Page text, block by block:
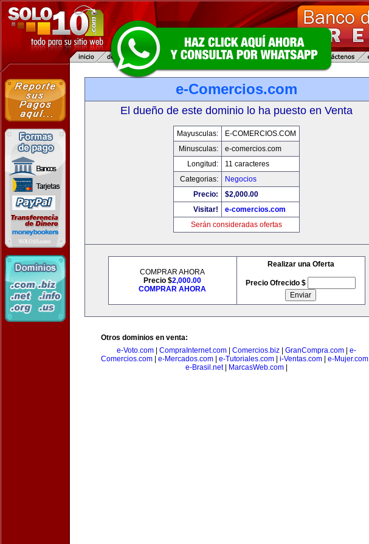
e-Comercios.com
El dueño de este dominio lo ha puesto en Venta
Mayusculas:
E-COMERCIOS.COM
Minusculas:
e-comercios.com
Longitud:
11 caracteres
Categorias:
Negocios
Precio:
$2,000.00
Visitar!
e-comercios.com
Serán consideradas ofertas
COMPRAR AHORA
Precio $2,000.00
COMPRAR AHORA
Realizar una Oferta
Precio Ofrecido $
Otros dominios en venta:
e-Voto.com
CompraInternet.com Comercios.biz GranCompra.com
e-
Comercios.com
e-Mercados.com e-Tutoriales.com i-Ventas.com e-Mujer.com
e-Brasil.net| MarcasWeb.com